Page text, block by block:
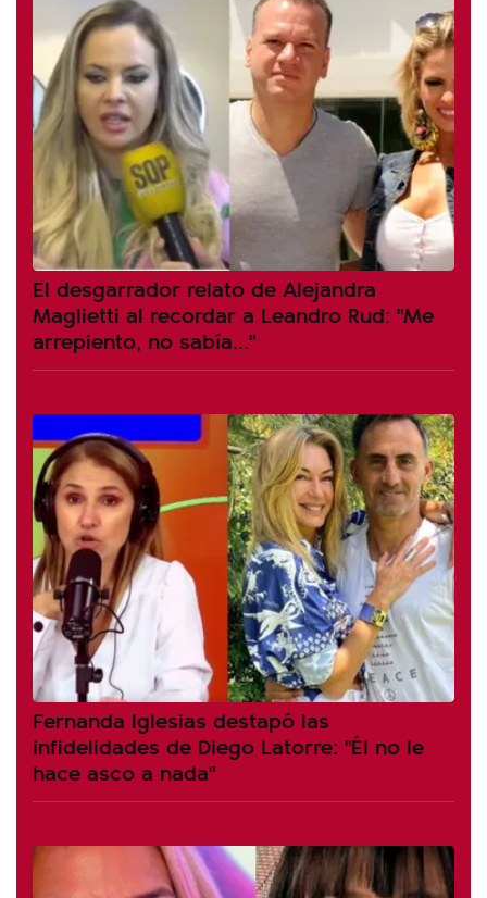
El desgarrador relato de Alejandra
Maglietti al recordar a Leandro Rud: "Me
arrepiento, no sabía..."
Fernanda Iglesias destapó las
infidelidades de Diego Latorre: "Él no le
hace asco a nada"